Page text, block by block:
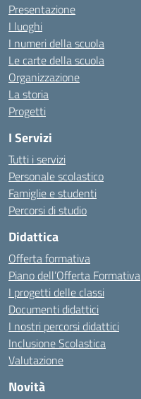
Presentazione
I luoghi
I numeri della scuola
Le carte della scuola
Organizzazione
La storia
Progetti
I Servizi
Tutti i servizi
Personale scolastico
Famiglie e studenti
Percorsi di studio
Didattica
Offerta formativa
Piano dell’Offerta Formativa
I progetti delle classi
Documenti didattici
I nostri percorsi didattici
Inclusione Scolastica
Valutazione
Novità